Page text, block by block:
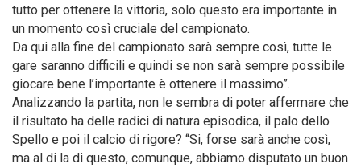
tutto per ottenere la vittoria, solo questo era importante in
un momento così cruciale del campionato.
Da qui alla fine del campionato sarà sempre così, tutte le
gare saranno difficili e quindi se non sarà sempre possibile
giocare bene l’importante è ottenere il massimo”.
Analizzando la partita, non le sembra di poter affermare che
il risultato ha delle radici di natura episodica, il palo dello
Spello e poi il calcio di rigore? “Si, forse sarà anche così,
ma al di la di questo, comunque, abbiamo disputato un buon